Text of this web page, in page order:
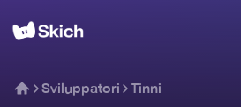
Sviluppatori Tinni